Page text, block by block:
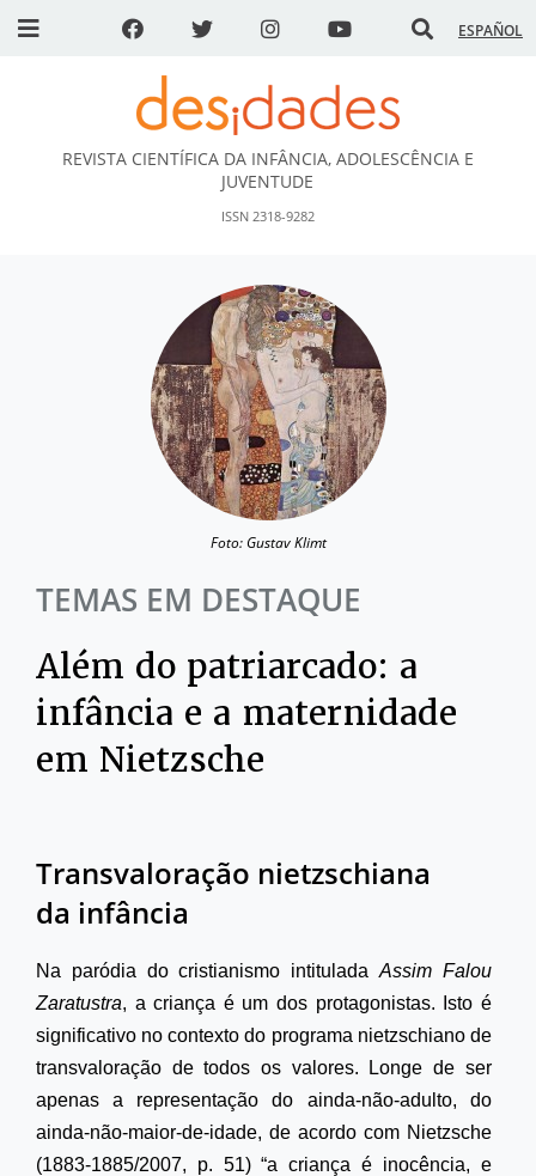
ESPAÑOL
DESidades
REVISTA CIENTÍFICA DA INFÂNCIA, ADOLESCÊNCIA E
JUVENTUDE
ISSN 2318-9282
Foto: Gustav Klimt
TEMAS EM DESTAQUE
Além do patriarcado: a
infância e a maternidade
em Nietzsche
Transvaloração nietzschiana
da infância
Na paródia do cristianismo intitulada Assim Falou
Zaratustra, a criança é um dos protagonistas. Isto é
significativo no contexto do programa nietzschiano de
transvaloração de todos os valores. Longe de ser
apenas a representação do ainda-não-adulto, do
ainda-não-maior-de-idade, de acordo com Nietzsche
(1883-1885/2007, p. 51) “a criança é inocência, e